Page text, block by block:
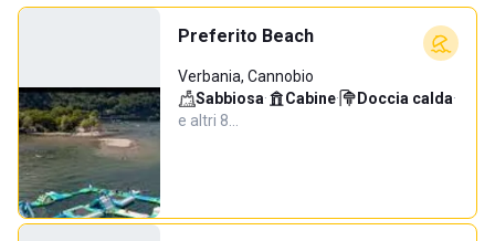
Preferito Beach
Verbania, Cannobio
Sabbiosa· Cabine· Doccia calda·
e altri 8…